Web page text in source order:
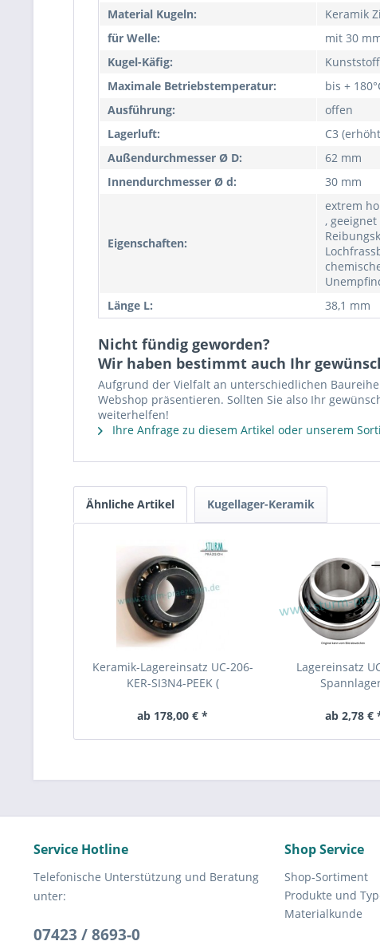
Material Kugeln:
Keramik
für Welle:
mit 30
Kugel-Käfig:
Maximale Betriebstemperatur:
bis +
Ausführung:
offen
Lagerluft:
C3
Außendurchmesser Ø D:
62 mm
Innendurchmesser Ø d:
30 mm
Eigenschaften:
extrem
,
Länge L:
38,1 mm
Nicht fündig geworden?
Wir haben bestimmt auch Ihr
Aufgrund der Vielfalt an unterschiedlichen
Webshop präsentieren. Sollten Sie also Ihr
weiterhelfen!
Ihre Anfrage zu diesem Artikel oder unserem
Ähnliche Artikel Kugellager-Keramik
Keramik-Lagereinsatz UC-206-
KER-SI3N4-PEEK (
ab 178,00 € *
Lagereinsatz
ab 2,78 €
Service Hotline
Telefonische Unterstützung und Beratung
unter:
07423 / 8693-0
Shop Service
Shop-Sortiment
Produkte und
Materialkunde